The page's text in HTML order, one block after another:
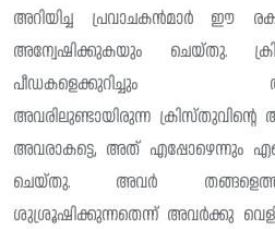
അറിയിച്ച പ്രവാചകൻമാർ ഈ
അന്വേഷിക്കുകയും ചെയ്‌തു.
പീഡകളെക്കുറിച്ചും
അവരിലുണ്ടായിരുന്ന ക്രിസ്തുവിന്റെ
അവരാകട്ടെ, അത് എപ്പോഴെന്നും
ചെയ്തു. അവർ
ശുശ്രൂഷിക്കുന്നതെന്ന് അവർക്കു